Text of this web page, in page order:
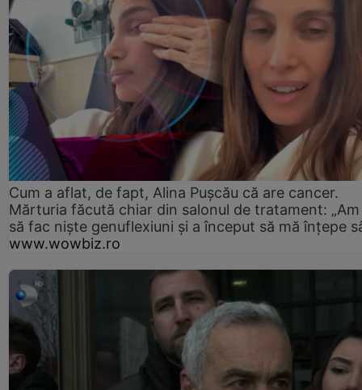
Cum a aflat, de fapt, Alina Pușcău că are cancer.
Mărturia făcută chiar din salonul de tratament:
să fac niște genuflexiuni și a început să mă înțepe
www.wowbiz.ro